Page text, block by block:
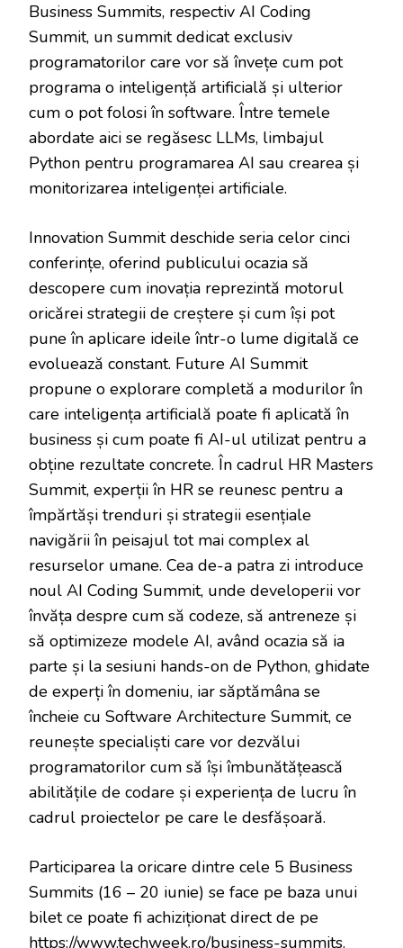
Business Summits, respectiv AI Coding
Summit, un summit dedicat exclusiv
programatorilor care vor să învețe cum pot
programa o inteligență artificială și ulterior
cum o pot folosi în software. Între temele
abordate aici se regăsesc LLMs, limbajul
Python pentru programarea AI sau crearea și
monitorizarea inteligenței artificiale.
Innovation Summit deschide seria celor cinci
conferințe, oferind publicului ocazia să
descopere cum inovația reprezintă motorul
oricărei strategii de creștere și cum își pot
pune în aplicare ideile într-o lume digitală ce
evoluează constant. Future AI Summit
propune o explorare completă a modurilor în
care inteligența artificială poate fi aplicată în
business și cum poate fi AI-ul utilizat pentru a
obține rezultate concrete. În cadrul HR Masters
Summit, experții în HR se reunesc pentru a
împărtăși trenduri și strategii esențiale
navigării în peisajul tot mai complex al
resurselor umane. Cea de-a patra zi introduce
noul AI Coding Summit, unde developerii vor
învăța despre cum să codeze, să antreneze și
să optimizeze modele AI, având ocazia să ia
parte și la sesiuni hands-on de Python, ghidate
de experți în domeniu, iar săptămâna se
încheie cu Software Architecture Summit, ce
reunește specialiști care vor dezvălui
programatorilor cum să își îmbunătățească
abilitățile de codare și experiența de lucru în
cadrul proiectelor pe care le desfășoară.
Participarea la oricare dintre cele 5 Business
Summits (16 – 20 iunie) se face pe baza unui
bilet ce poate fi achiziționat direct de pe
https://www.techweek.ro/business-summits.